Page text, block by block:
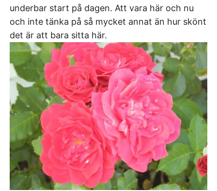
underbar start på dagen. Att vara här och nu
och inte tänka på så mycket annat än hur skönt
det är att bara sitta här.